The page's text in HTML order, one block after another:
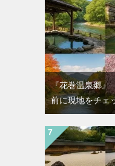
『花巻温泉郷』
前に現地をチェ